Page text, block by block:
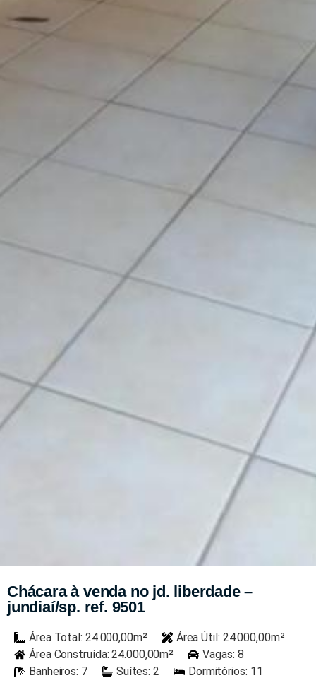
Chácara à venda no jd. liberdade –
jundiaí/sp. ref. 9501
Área Total: 24.000,00m²
Área Útil: 24.000,00m²
Área Construída: 24.000,00m²
Vagas: 8
Banheiros: 7
Suítes: 2 Dormitórios: 11